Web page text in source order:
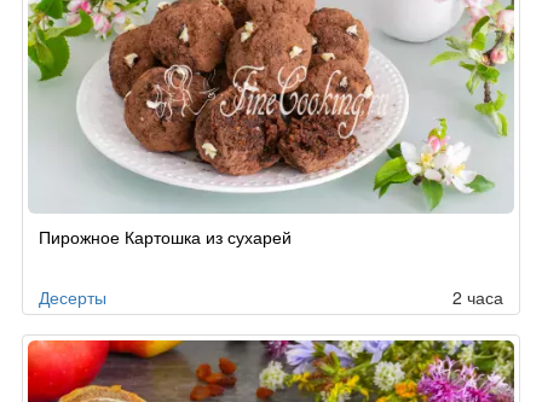
Пирожное Картошка из сухарей
Десерты 2 часа